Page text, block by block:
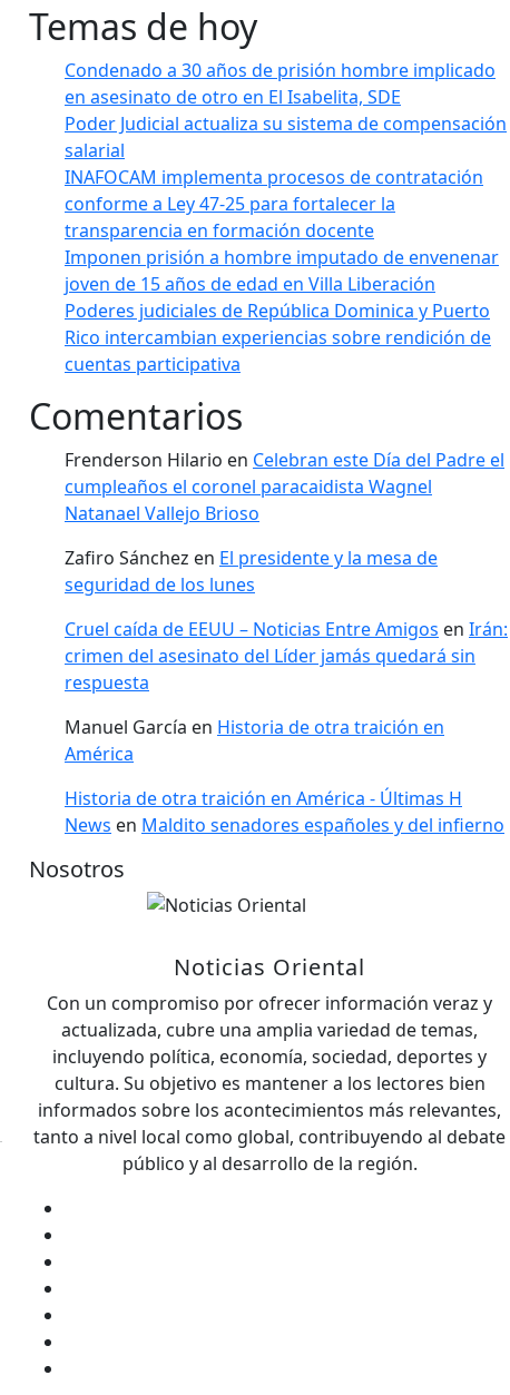
Temas de hoy
Condenado a 30 años de prisión hombre implicado
en asesinato de otro en El Isabelita, SDE
Poder Judicial actualiza su sistema de compensación
salarial
INAFOCAM implementa procesos de contratación
conforme a Ley 47-25 para fortalecer la
transparencia en formación docente
Imponen prisión a hombre imputado de envenenar
joven de 15 años de edad en Villa Liberación
Poderes judiciales de República Dominica y Puerto
Rico intercambian experiencias sobre rendición de
cuentas participativa
Comentarios
Frenderson Hilario en Celebran este Día del Padre el
cumpleaños el coronel paracaidista Wagnel
Natanael Vallejo Brioso
Zafiro Sánchez en El presidente y la mesa de
seguridad de los lunes
Cruel caída de EEUU – Noticias Entre Amigos en Irán:
crimen del asesinato del Líder jamás quedará sin
respuesta
Manuel García en Historia de otra traición en
América
Historia de otra traición en América - Últimas H
News en Maldito senadores españoles y del infierno
Nosotros
Noticias Oriental
Con un compromiso por ofrecer información veraz y
actualizada, cubre una amplia variedad de temas,
incluyendo política, economía, sociedad, deportes y
cultura. Su objetivo es mantener a los lectores bien
informados sobre los acontecimientos más relevantes,
tanto a nivel local como global, contribuyendo al debate
público y al desarrollo de la región.